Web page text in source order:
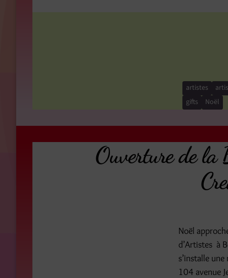
artistes
gifts
Noël
Ouverture de la
Noël
d’Artistes à
s’installe
104 avenue